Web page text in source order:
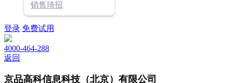
销售琦招
登录 免费试用
4000-464-288
返回
京品高科信息科技（北京）有限公司